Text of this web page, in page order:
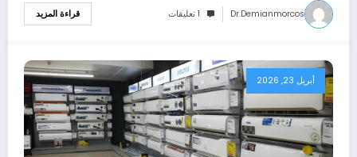
Dr.demianmorcos 1 تعليقات قراءة المزيد
أبريل 23, 2026